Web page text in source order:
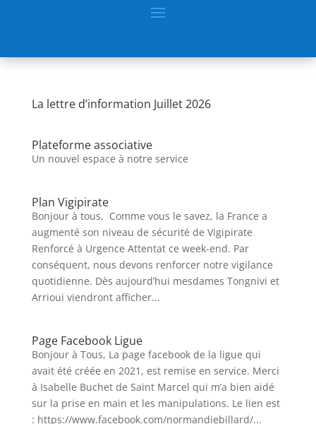
La lettre d’information Juillet 2026
Plateforme associative
Un nouvel espace à notre service
Plan Vigipirate
Bonjour à tous, Comme vous le savez, la France a
augmenté son niveau de sécurité de Vigipirate
Renforcé à Urgence Attentat ce week-end. Par
conséquent, nous devons renforcer notre vigilance
quotidienne. Dès aujourd’hui mesdames Tongnivi et
Arrioui viendront afficher...
Page Facebook Ligue
Bonjour à Tous, La page facebook de la ligue qui
avait été créée en 2021, est remise en service. Merci
à Isabelle Buchet de Saint Marcel qui m’a bien aidé
sur la prise en main et les manipulations. Le lien est
: https://www.facebook.com/normandiebillard/...